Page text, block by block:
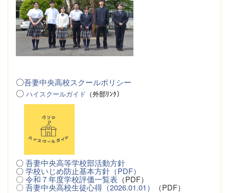
〇吾妻中央高校スクールポリシー
〇 ハイスクールガイド （外部ﾘﾝｸ）
〇吾妻中央高等学校部活動方針
〇学校いじめ防止基本方針（PDF）
〇令和７年度学校評価一覧表 （PDF）
〇吾妻中央高校生徒心得（2026.01.01）
（PDF）